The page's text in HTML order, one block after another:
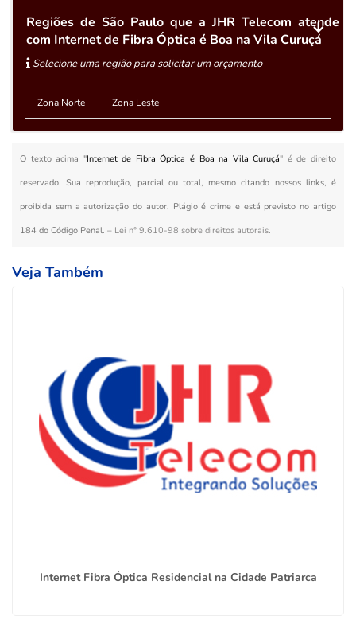
Regiões de São Paulo que a JHR Telecom atende
com Internet de Fibra Óptica é Boa na Vila Curuçá
Selecione uma região para solicitar um orçamento
Zona Norte Zona Leste
O texto acima "Internet de Fibra Óptica é Boa na Vila Curuçá" é de direito
reservado. Sua reprodução, parcial ou total, mesmo citando nossos links, é
proibida sem a autorização do autor. Plágio é crime e está previsto no artigo
184 do Código Penal. – Lei n° 9.610-98 sobre direitos autorais.
Veja Também
Internet Fibra Óptica Residencial na Cidade Patriarca